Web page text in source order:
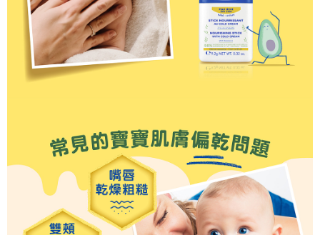
「AFTEE先享後付」，若未經同意申辦者引起之損失，本公司不負相關責
任。
４．使用「AFTEE先享後付」時，將依據個別帳號之用戶狀況，依本公司即
時審查核予不同之上限額度；若仍有額度不足之情形，本公司將視審查結果
請求用戶進行身份認證。
５．嚴禁一人註冊多個帳號或使用他人資訊註冊。若發現惡意使用之情形，